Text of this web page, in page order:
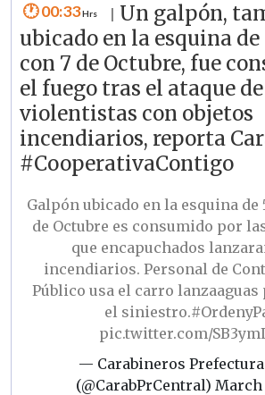
00:33
Un galpón,
ubicado en la esquina
con 7 de Octubre, fue
el fuego tras el ataque de
violentistas con objetos
incendiarios, reporta
#CooperativaContigo
Galpón ubicado en la esquina de
de Octubre es consumido por
que encapuchados
incendiarios. Personal de
Público usa el carro
el siniestro.
pic.twitter.com/
— Carabineros
(@CarabPrCentral)March